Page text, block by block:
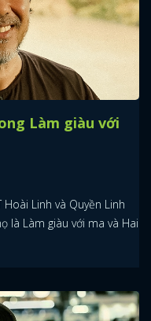
Làm giàu với
Linh và Quyền Linh
là Làm giàu với ma và Hai